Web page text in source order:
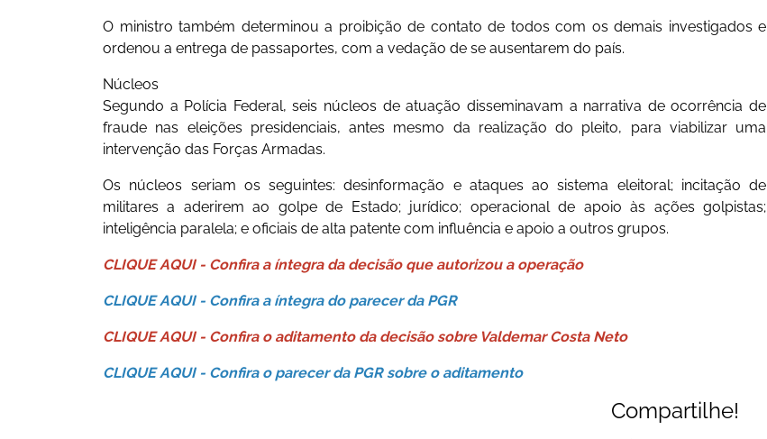
O ministro também determinou a proibição de contato de todos com os demais investigados e
ordenou a entrega de passaportes, com a vedação de se ausentarem do país.
Núcleos
Segundo a Polícia Federal, seis núcleos de atuação disseminavam a narrativa de ocorrência de
fraude nas eleições presidenciais, antes mesmo da realização do pleito, para viabilizar uma
intervenção das Forças Armadas.
Os núcleos seriam os seguintes: desinformação e ataques ao sistema eleitoral; incitação de
militares a aderirem ao golpe de Estado; jurídico; operacional de apoio às ações golpistas;
inteligência paralela; e oficiais de alta patente com influência e apoio a outros grupos.
CLIQUE AQUI - Confira a íntegra da decisão que autorizou a operação
CLIQUE AQUI - Confira a íntegra do parecer da PGR
CLIQUE AQUI - Confira o aditamento da decisão sobre Valdemar Costa Neto
CLIQUE AQUI - Confira o parecer da PGR sobre o aditamento
Compartilhe!